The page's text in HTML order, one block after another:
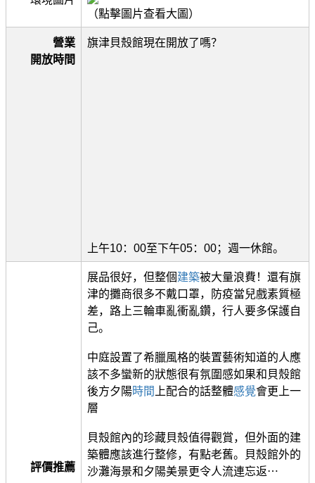
（點擊圖片查看大圖）
營業
開放時間
旗津貝殼館現在開放了嗎？
上午10：00至下午05：00；週一休館。
評價推薦
展品很好，但整個建築被大量浪費！還有旗
津的攤商很多不戴口罩，防疫當兒戲素質極
差，路上三輪車亂衝亂鑽，行人要多保護自
己。
中庭設置了希臘風格的裝置藝術知道的人應
該不多蠻新的狀態很有氛圍感如果和貝殼館
後方夕陽時間 上配合的話整體感覺會更上一
層
貝殼館內的珍藏貝殼值得觀賞，但外面的建
築體應該進行整修，有點老舊。貝殼館外的
沙灘海景和夕陽美景更令人流連忘返⋯